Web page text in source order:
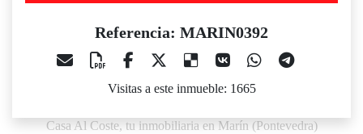
Referencia: MARIN0392
Visitas a este inmueble: 1665
Casa Al Coste, tu inmobiliaria en Marín (Pontevedra)